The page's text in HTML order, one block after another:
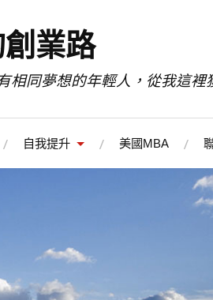
業路
同夢想的年輕人，從我這裡
自我提升 美國MBA